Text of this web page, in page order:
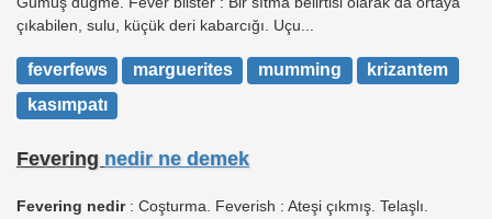
çıkabilen, sulu, küçük deri kabarcığı. Uçu...
feverfews marguerites mumming
krizantem
kasımpatı
Fevering nedir ne demek
Fevering nedir: Coşturma. Feverish : Ateşi çıkmış. Telaşlı.